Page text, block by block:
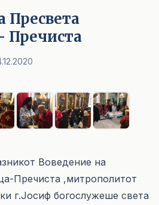
Пресвета
Пречиста
Воведение на
Пречиста ,митрополитот
г.Јосиф богослужеше света